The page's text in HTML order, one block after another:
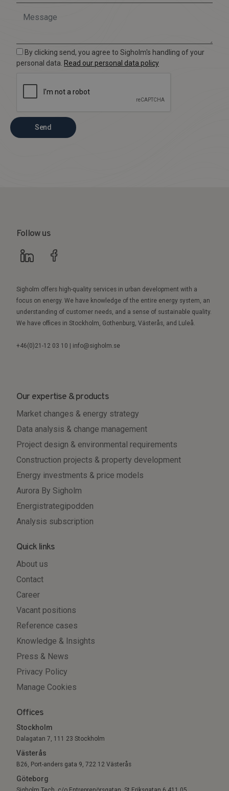
By clicking send, you agree to Sigholm's handling of your
personal data. Read our personal data policy
Send
Follow us
Sigholm offers high-quality services in urban development with a
focus on energy. We have knowledge of the entire energy system, an
understanding of customer needs, and a sense of sustainable quality.
We have offices in Stockholm, Gothenburg, Västerås, and Luleå.
+46(0)21-12 03 10 | info@sigholm.se
Our expertise & products
Market changes & energy strategy
Data analysis & change management
Project design & environmental requirements
Construction projects & property development
Energy investments & price models
Aurora By Sigholm
Energistrategipodden
Analysis subscription
Quick links
About us
Contact
Career
Vacant positions
Reference cases
Knowledge & Insights
Press & News
Privacy Policy
Manage Cookies
Offices
Stockholm
Dalagatan 7, 111 23 Stockholm
Västerås
B26, Port-anders gata 9, 722 12 Västerås
Göteborg